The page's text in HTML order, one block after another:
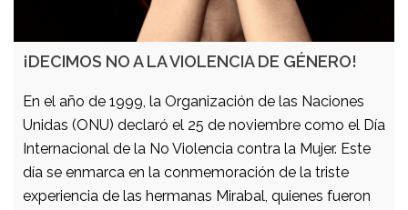
¡DECIMOS NO A LA VIOLENCIA DE GÉNERO!
En el año de 1999, la Organización de las Naciones
Unidas (ONU) declaró el 25 de noviembre como el Día
Internacional de la No Violencia contra la Mujer. Este
día se enmarca en la conmemoración de la triste
experiencia de las hermanas Mirabal, quienes fueron